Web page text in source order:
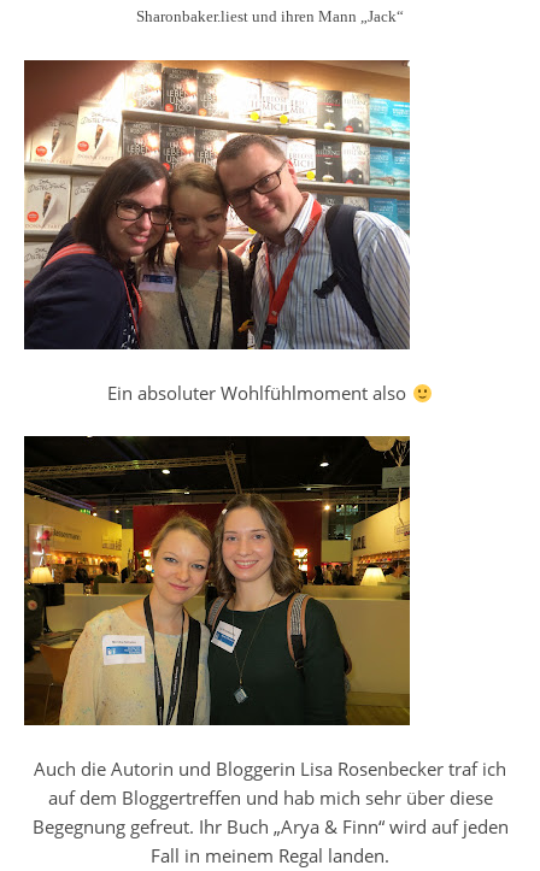
Sharonbaker.liest und ihren Mann „Jack“
Ein absoluter Wohlfühlmoment also
Auch die Autorin und Bloggerin Lisa Rosenbecker traf ich
auf dem Bloggertreffen und hab mich sehr über diese
Begegnung gefreut. Ihr Buch „Arya & Finn“ wird auf jeden
Fall in meinem Regal landen.